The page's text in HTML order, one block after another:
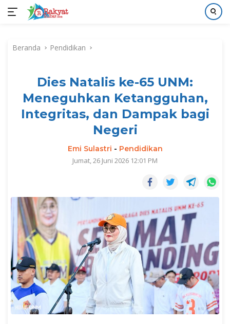
kontenBeranda Pendidikan
Dies Natalis ke-65 UNM:
Meneguhkan Ketangguhan,
Integritas, dan Dampak bagi
Negeri
Emi Sulastri - Pendidikan
Jumat, 26 Juni 2026 12:01 PM